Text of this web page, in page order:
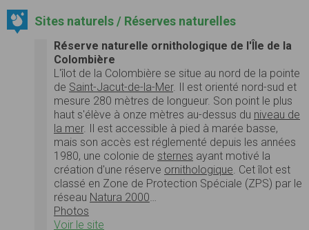
Sites naturels / Réserves naturelles
Réserve naturelle ornithologique de l'Île de la
Colombière
L'îlot de la Colombière se situe au nord de la pointe
de Saint-Jacut-de-la-Mer. Il est orienté nord-sud et
mesure 280 mètres de longueur. Son point le plus
haut s'élève à onze mètres au-dessus du niveau de
la mer. Il est accessible à pied à marée basse,
mais son accès est réglementé depuis les années
1980, une colonie de sternes ayant motivé la
création d'une réserve ornithologique. Cet îlot est
classé en Zone de Protection Spéciale (ZPS) par le
réseau Natura 2000…
Photos
Voir le site